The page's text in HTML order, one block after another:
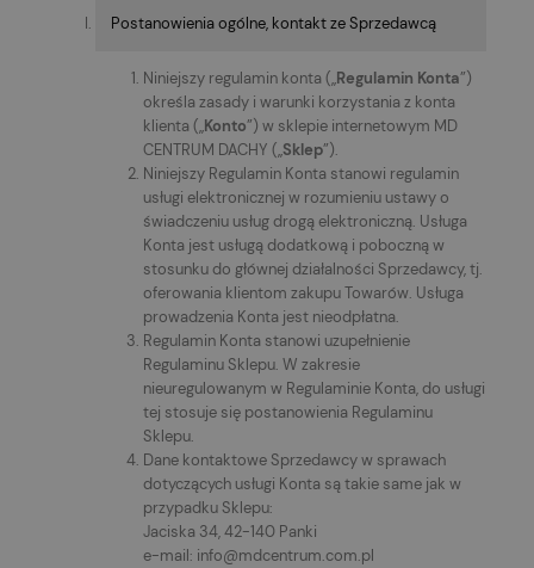
Postanowienia ogólne, kontakt ze Sprzedawcą
Niniejszy regulamin konta („Regulamin Konta”)
określa zasady i warunki korzystania z konta
klienta („Konto”) w sklepie internetowym MD
CENTRUM DACHY („Sklep”).
Niniejszy Regulamin Konta stanowi regulamin
usługi elektronicznej w rozumieniu ustawy o
świadczeniu usług drogą elektroniczną. Usługa
Konta jest usługą dodatkową i poboczną w
stosunku do głównej działalności Sprzedawcy, tj.
oferowania klientom zakupu Towarów. Usługa
prowadzenia Konta jest nieodpłatna.
Regulamin Konta stanowi uzupełnienie
Regulaminu Sklepu. W zakresie
nieuregulowanym w Regulaminie Konta, do usługi
tej stosuje się postanowienia Regulaminu
Sklepu.
Dane kontaktowe Sprzedawcy w sprawach
dotyczących usługi Konta są takie same jak w
przypadku Sklepu:
Jaciska 34, 42-140 Panki
e-mail: info@mdcentrum.com.pl